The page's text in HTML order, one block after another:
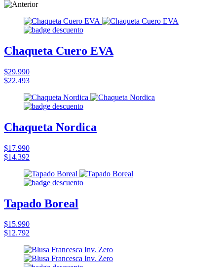
Chaqueta Cuero EVA
$29.990
$22.493
Chaqueta Nordica
$17.990
$14.392
Tapado Boreal
$15.990
$12.792